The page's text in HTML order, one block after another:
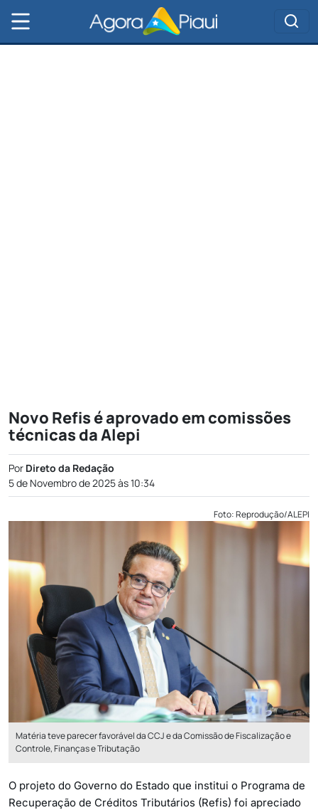
Novo Refis é aprovado em comissões
técnicas da Alepi
Por Direto da Redação
5 de Novembro de 2025 às 10:34
Foto: Reprodução/ALEPI
Matéria teve parecer favorável da CCJ e da Comissão de Fiscalização e
Controle, Finanças e Tributação
O projeto do Governo do Estado que institui o Programa de
Recuperação de Créditos Tributários (Refis) foi apreciado